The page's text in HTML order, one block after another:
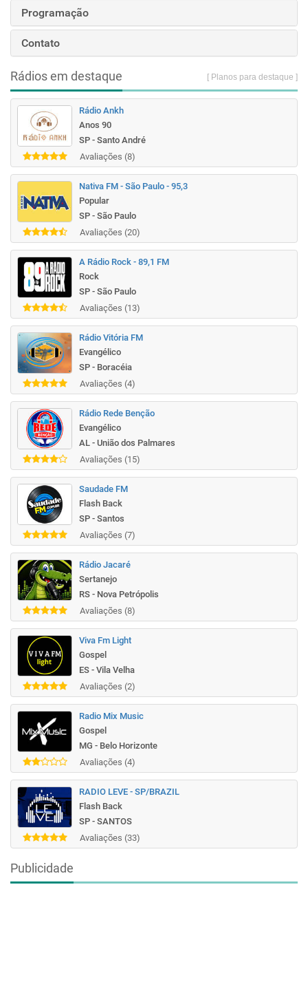
Programação
Contato
Rádios em destaque [ Planos para destaque ]
Rádio Ankh
Anos 90
SP - Santo André
Avaliações (8)
Nativa FM - São Paulo - 95,3
Popular
SP - São Paulo
Avaliações (20)
A Rádio Rock - 89,1 FM
Rock
SP - São Paulo
Avaliações (13)
Rádio Vitória FM
Evangélico
SP - Boracéia
Avaliações (4)
Rádio Rede Benção
Evangélico
AL - União dos Palmares
Avaliações (15)
Saudade FM
Flash Back
SP - Santos
Avaliações (7)
Rádio Jacaré
Sertanejo
RS - Nova Petrópolis
Avaliações (8)
Viva Fm Light
Gospel
ES - Vila Velha
Avaliações (2)
Radio Mix Music
Gospel
MG - Belo Horizonte
Avaliações (4)
RADIO LEVE - SP/BRAZIL
Flash Back
SP - SANTOS
Avaliações (33)
Publicidade